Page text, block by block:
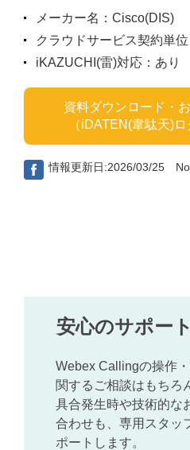
メーカー名：Cisco(DIS)
クラウドサービス契約単
iKAZUCHI(雷)対応：あり
資料ダウンロード・
（iDATEN(韋駄天)
情報更新日:2026/03/25
安心のサポー
Webex Callingの操作
関するご相談はもちろ
具合発生時や技術的な
合わせも、専用スタッ
ポートします。